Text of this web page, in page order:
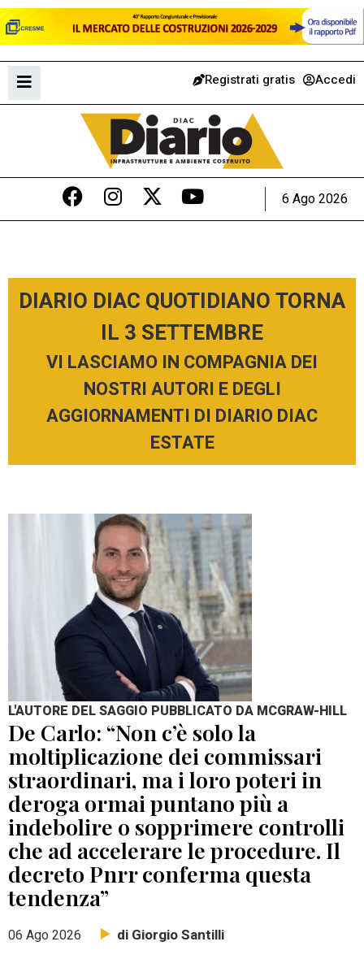
Registrati gratis Accedi
6 Ago 2026
DIARIO DIAC QUOTIDIANO TORNA
IL 3 SETTEMBRE
VI LASCIAMO IN COMPAGNIA DEI
NOSTRI AUTORI E DEGLI
AGGIORNAMENTI DI DIARIO DIAC
ESTATE
L'AUTORE DEL SAGGIO PUBBLICATO DA MCGRAW-HILL
De Carlo: “Non c’è solo la
moltiplicazione dei commissari
straordinari, ma i loro poteri in
deroga ormai puntano più a
indebolire o sopprimere controlli
che ad accelerare le procedure. Il
decreto Pnrr conferma questa
tendenza”
06 Ago 2026 di Giorgio Santilli